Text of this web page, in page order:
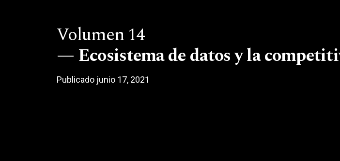
Volumen 14
Ecosistema de datos y la
Publicado junio 17, 2021